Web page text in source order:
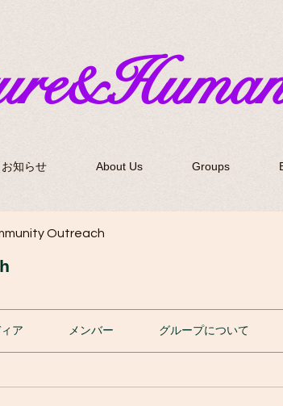
お知らせ About Us Groups
Outreach
ア メンバー グループについて